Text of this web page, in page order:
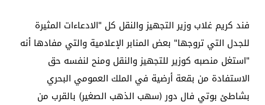
فند كريم غلاب وزير التجهيز والنقل كل "الادعاءات المثيرة
للجدل التي تروجها" بعض المنابر الإعلامية والتي مفادها أنه
"استغل منصبه كوزير للتجهيز والنقل ومنح لنفسه حق
الاستفادة من بقعة أرضية في الملك العمومي البحري
بشاطئ بوتي فال دور (سهب الذهب الصغير) بالقرب من